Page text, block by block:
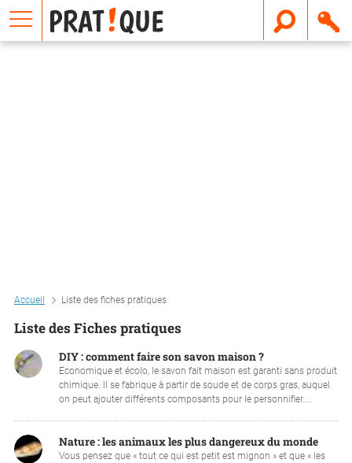
Accueil Liste des fiches pratiques
Liste des Fiches pratiques
DIY : comment faire son savon maison ?
Economique et écolo, le savon fait maison est garanti sans produit
chimique. Il se fabrique à partir de soude et de corps gras, auquel
on peut ajouter différents composants pour le personnifier....
Nature : les animaux les plus dangereux du monde
Vous pensez que « tout ce qui est petit est mignon » et que « les
E
m
a